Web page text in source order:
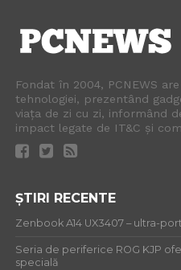
Fondat în 2004, PCNEWS
tehnologiei, prezentând
viața de zi cu zi, informând
impact legate de IT&C și
ȘTIRI RECENTE
Zenbook A14 UX3407 – ultra-
Seria de periferice ROG KJP
specială